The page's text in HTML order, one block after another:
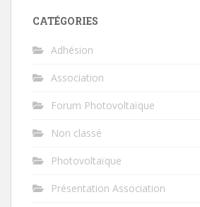
CATÉGORIES
Adhésion
Association
Forum Photovoltaïque
Non classé
Photovoltaïque
Présentation Association